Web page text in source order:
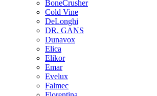
BoneCrusher
Cold Vine
DeLonghi
DR. GANS
Dunavox
Elica
Elikor
Emar
Evelux
Falmec